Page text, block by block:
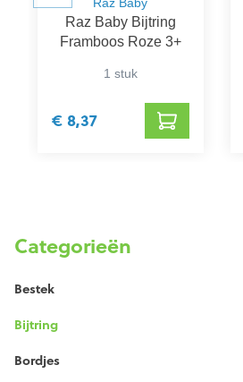
Raz Baby
Raz Baby Bijtring
Framboos Roze 3+
1 stuk
€ 8,37
Categorieën
Bestek
Bijtring
Bordjes